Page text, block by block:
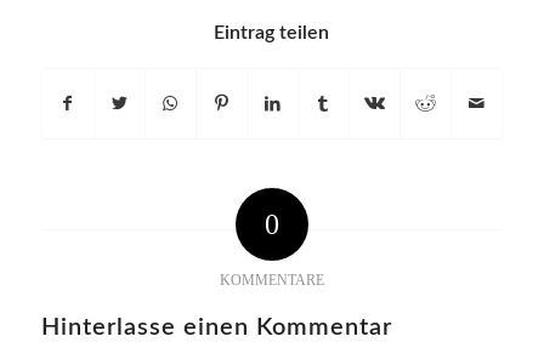
Eintrag teilen
0
KOMMENTARE
Hinterlasse einen Kommentar